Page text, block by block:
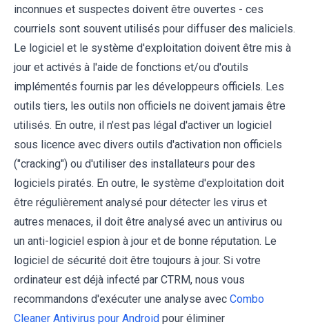
inconnues et suspectes doivent être ouvertes - ces
courriels sont souvent utilisés pour diffuser des maliciels.
Le logiciel et le système d'exploitation doivent être mis à
jour et activés à l'aide de fonctions et/ou d'outils
implémentés fournis par les développeurs officiels. Les
outils tiers, les outils non officiels ne doivent jamais être
utilisés. En outre, il n'est pas légal d'activer un logiciel
sous licence avec divers outils d'activation non officiels
("cracking") ou d'utiliser des installateurs pour des
logiciels piratés. En outre, le système d'exploitation doit
être régulièrement analysé pour détecter les virus et
autres menaces, il doit être analysé avec un antivirus ou
un anti-logiciel espion à jour et de bonne réputation. Le
logiciel de sécurité doit être toujours à jour. Si votre
ordinateur est déjà infecté par CTRM, nous vous
recommandons d'exécuter une analyse avec Combo
Cleaner Antivirus pour Android pour éliminer